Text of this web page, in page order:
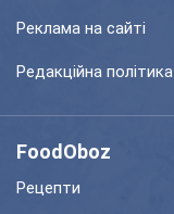
Реклама на сайті
Редакційна політика
FoodOboz
Рецепти